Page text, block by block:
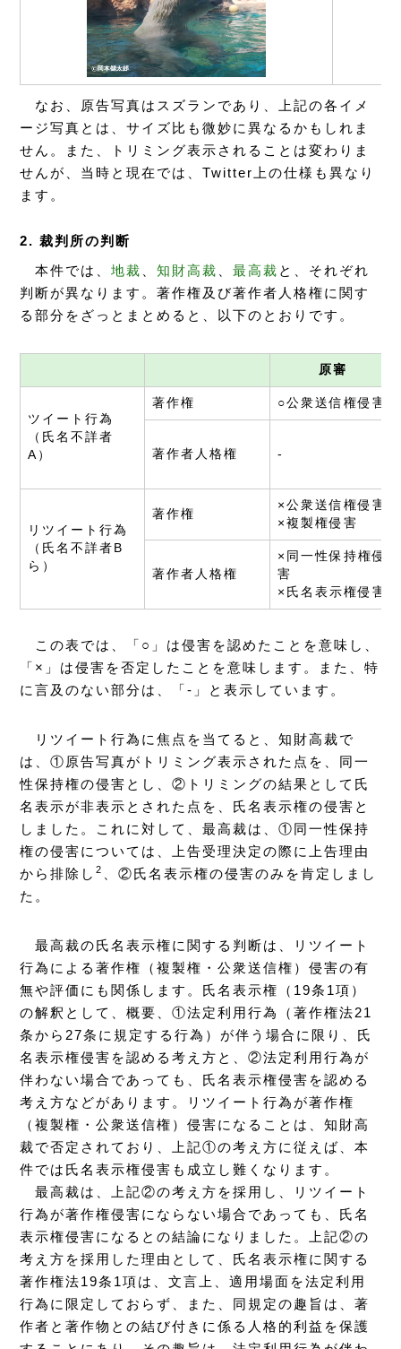
なお、原告写真はスズランであり、上記の各イメ
ージ写真とは、サイズ比も微妙に異なるかもしれま
せん。また、トリミング表示されることは変わりま
せんが、当時と現在では、Twitter上の仕様も異なり
ます。
2. 裁判所の判断
本件では、地裁 、知財高裁 、最高裁 と、それぞれ
判断が異なります。著作権及び著作者人格権に関す
る部分をざっとまとめると、以下のとおりです。
原審
ツイート行為
（氏名不詳者
A）
著作権 ○公衆送信権侵害
著作者人格権 -
リツイート行為
（氏名不詳者B
ら）
著作権
×公衆送信権侵害
×複製権侵害
著作者人格権
×同一性保持権侵
害
×氏名表示権侵害
この表では、「○」は侵害を認めたことを意味し、
「×」は侵害を否定したことを意味します。また、特
に言及のない部分は、「-」と表示しています。
リツイート行為に焦点を当てると、知財高裁で
は、①原告写真がトリミング表示された点を、同一
性保持権の侵害とし、②トリミングの結果として氏
名表示が非表示とされた点を、氏名表示権の侵害と
しました。これに対して、最高裁は、①同一性保持
権の侵害については、上告受理決定の際に上告理由
から排除し2
、②氏名表示権の侵害のみを肯定しまし
た。
最高裁の氏名表示権に関する判断は、リツイート
行為による著作権（複製権・公衆送信権）侵害の有
無や評価にも関係します。氏名表示権（19条1項）
の解釈として、概要、①法定利用行為（著作権法21
条から27条に規定する行為）が伴う場合に限り、氏
名表示権侵害を認める考え方と、②法定利用行為が
伴わない場合であっても、氏名表示権侵害を認める
考え方などがあります。リツイート行為が著作権
（複製権・公衆送信権）侵害になることは、知財高
裁で否定されており、上記①の考え方に従えば、本
件では氏名表示権侵害も成立し難くなります。
最高裁は、上記②の考え方を採用し、リツイート
行為が著作権侵害にならない場合であっても、氏名
表示権侵害になるとの結論になりました。上記②の
考え方を採用した理由として、氏名表示権に関する
著作権法19条1項は、文言上、適用場面を法定利用
行為に限定しておらず、また、同規定の趣旨は、著
作者と著作物との結び付きに係る人格的利益を保護